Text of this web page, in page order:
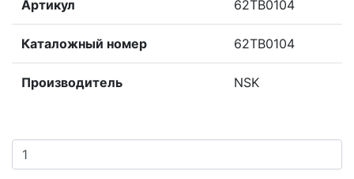
Артикул 62TB0104
Каталожный номер 62TB0104
Производитель NSK